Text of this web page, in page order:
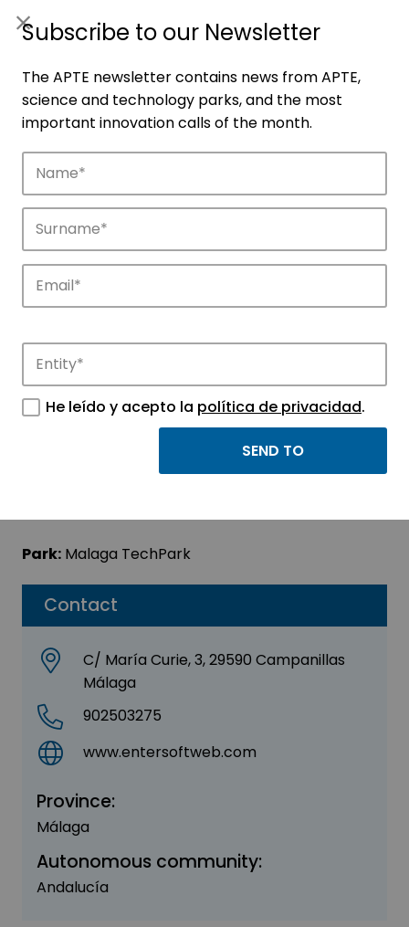
Companies
Discover the companies that drive
Contact
C/ María Curie, 3, 29590 Campanillas
Málaga
902503275
www.entersoftweb.com
Province:
Málaga
Autonomous community:
Andalucía
Entersoftweb
Park: Malaga TechPark
Subscribe to our Newsletter
The APTE newsletter contains news from APTE,
science and technology parks, and the most
important innovation calls of the month.
He leído y acepto la política de privacidad.